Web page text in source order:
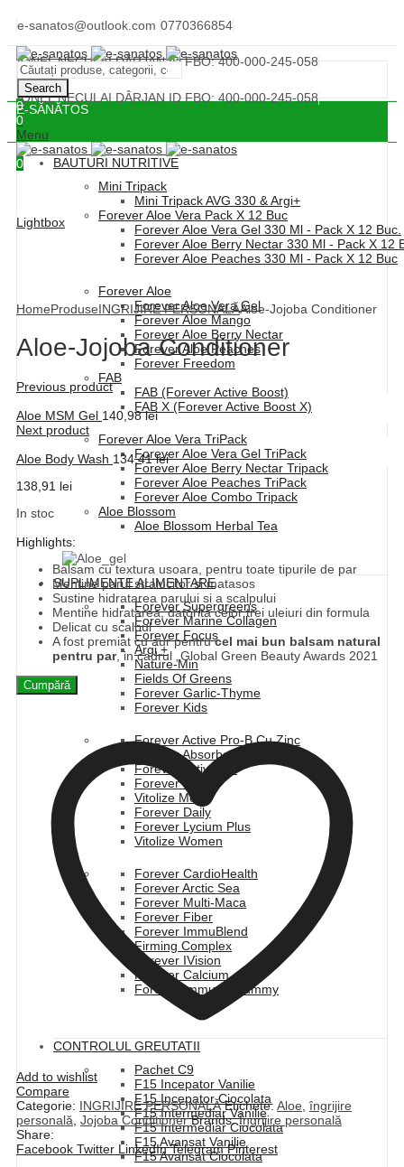
e-sanatos@outlook.com 0770366854
IONEL NECULAI DÂRJAN ID FBO: 400-000-245-058
IONEL NECULAI DÂRJAN ID FBO: 400-000-245-058
Search
0
0
Menu
0
E-SĂNĂTOS
BAUTURI NUTRITIVE
Mini Tripack
Mini Tripack AVG 330 & Argi+
Forever Aloe Vera Pack X 12 Buc
Forever Aloe Vera Gel 330 Ml - Pack X 12 Buc.
Forever Aloe Berry Nectar 330 Ml - Pack X 12
Forever Aloe Peaches 330 Ml - Pack X 12 Buc
Forever Aloe
Forever Aloe Vera Gel
Forever Aloe Mango
Forever Aloe Berry Nectar
Forever Aloe Peaches
Forever Freedom
FAB
FAB (Forever Active Boost)
FAB X (Forever Active Boost X)
Forever Aloe Vera TriPack
Forever Aloe Vera Gel TriPack
Forever Aloe Berry Nectar Tripack
Forever Aloe Peaches TriPack
Forever Aloe Combo Tripack
Aloe Blossom
Aloe Blossom Herbal Tea
SUPLIMENTE ALIMENTARE
Forever Supergreens
Forever Marine Collagen
Forever Focus
Argi +
Nature-Min
Fields Of Greens
Forever Garlic-Thyme
Forever Kids
Forever Active Pro-B Cu Zinc
Forever Absorbent-C
Forever Active HA
Forever Move
Vitolize Men
Forever Daily
Forever Lycium Plus
Vitolize Women
Forever CardioHealth
Forever Arctic Sea
Forever Multi-Maca
Forever Fiber
Forever ImmuBlend
Firming Complex
Forever IVision
Forever Calcium
Forever Immune Gummy
CONTROLUL GREUTATII
Pachet C9
F15 Incepator Vanilie
F15 Incepator Ciocolata
F15 Intermediar Vanilie
F15 Intermediar Ciocolata
F15 Avansat Vanilie
F15 Avansat Ciocolata
Lightbox
HomeProduseINGRIJIRE PERSONALĂAloe-Jojoba Conditioner
Aloe-Jojoba Conditioner
Previous product
Aloe MSM Gel 140,98lei
Next product
Aloe Body Wash 134,41lei
138,91 lei
In stoc
Highlights:
Balsam cu textura usoara, pentru toate tipurile de par
Mentine parul stralucitor si matasos
Sustine hidratarea parului si a scalpului
Mentine hidratarea, datorita celor trei uleiuri din formula
Delicat cu scalpul
A fost premiat cu aur pentrucel mai bun balsam natural
pentru par, in cadrul „Global Green Beauty Awards 2021
Cumpără
Add to wishlist
Compare
Categorie: INGRIJIRE PERSONALĂ Etichete: Aloe îngrijire
personală Jojoba Conditioner Brands:Îngrijire personală
Share:
Facebook Twitter LinkedIn Telegram Pinterest